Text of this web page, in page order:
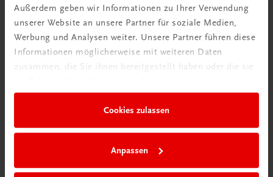
Außerdem geben wir Informationen zu Ihrer Verwendung
unserer Website an unsere Partner für soziale Medien,
Werbung und Analysen weiter. Unsere Partner führen diese
Informationen möglicherweise mit weiteren Daten
zusammen, die Sie ihnen bereitgestellt haben oder die sie
Cookies zulassen
Anpassen